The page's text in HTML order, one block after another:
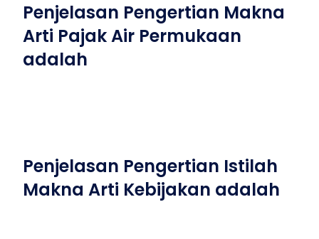
Penjelasan Pengertian Makna
Arti Pajak Air Permukaan
adalah
Penjelasan Pengertian Istilah
Makna Arti Kebijakan adalah